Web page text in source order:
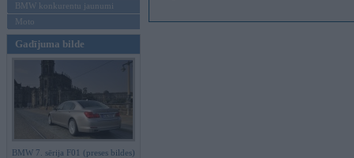
BMW konkurentu jaunumi
Moto
Gadījuma bilde
BMW 7. sērija F01 (preses bildes)